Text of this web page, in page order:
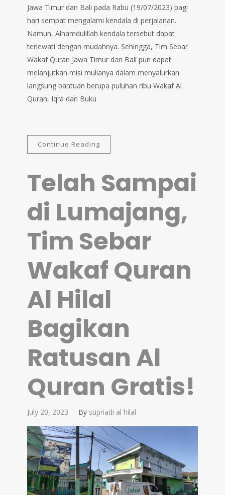
Jawa Timur dan Bali pada Rabu (19/07/2023) pagi
hari sempat mengalami kendala di perjalanan.
Namun, Alhamdulillah kendala tersebut dapat
terlewati dengan mudahnya. Sehingga, Tim Sebar
Wakaf Quran Jawa Timur dan Bali pun dapat
melanjutkan misi mulianya dalam menyalurkan
langsung bantuan berupa puluhan ribu Wakaf Al
Quran, Iqra dan Buku
Continue Reading
Telah Sampai
di Lumajang,
Tim Sebar
Wakaf Quran
Al Hilal
Bagikan
Ratusan Al
Quran Gratis!
July 20, 2023 By supriadi al hilal